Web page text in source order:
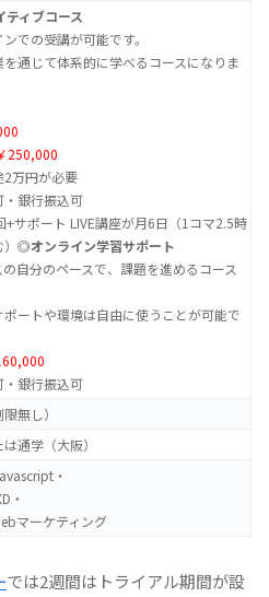
ィブコース
での受講が可能です。
通じて体系的に学べるコースになりま
250,000
万円が必要
銀行振込可
サポート LIVE講座が月6日（1コマ2.5時
◎オンライン学習サポート
自分のペースで、課題を進めるコース
ートや環境は自由に使うことが可能で
銀行振込可
無し）
通学（大阪）
・
・
マーケティング
では2週間はトライアル期間が設